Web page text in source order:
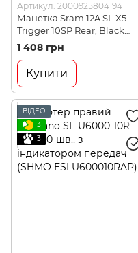
Артикул: 2000925804194
Манетка Sram 12A SL X5
Trigger 10SP Rear, Black
(SRM 00.7015.197.020)
1 408 грн
Купити
ВІДЕО
3
3